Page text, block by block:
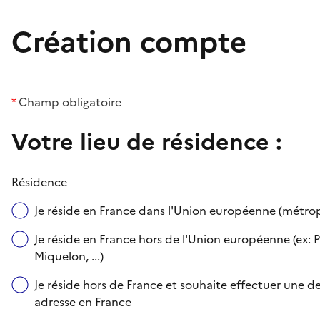
Création compte
*Champ obligatoire
Votre lieu de résidence :
Résidence
Je réside en France dans l'Union européenne
Je réside en France hors de l'Union européenne
Miquelon, ...)
Je réside hors de France et souhaite effectuer une
adresse en France